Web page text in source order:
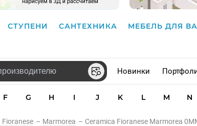
СТУПЕНИ САНТЕХНИКА МЕБЕЛЬ ДЛЯ
Новинки
F G H I J K L M N
Fioranese – Marmorea – Ceramica Fioranese Marmorea